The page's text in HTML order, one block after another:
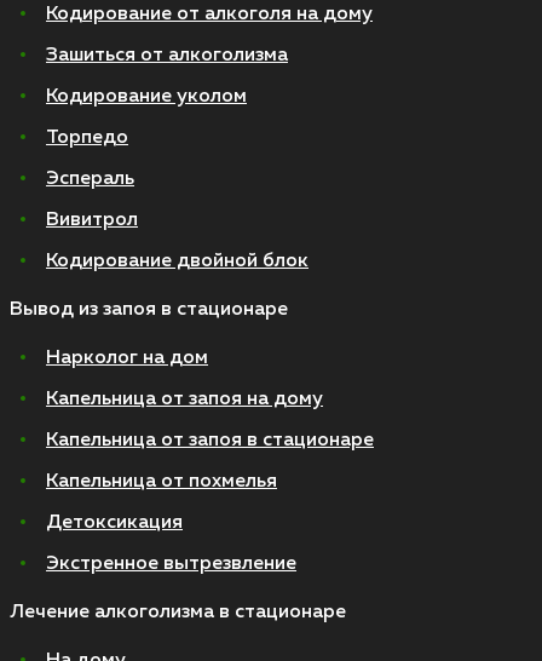
Кодирование от алкоголя на дому
Зашиться от алкоголизма
Кодирование уколом
Торпедо
Эспераль
Вивитрол
Кодирование двойной блок
Вывод из запоя в стационаре
Нарколог на дом
Капельница от запоя на дому
Капельница от запоя в стационаре
Капельница от похмелья
Детоксикация
Экстренное вытрезвление
Лечение алкоголизма в стационаре